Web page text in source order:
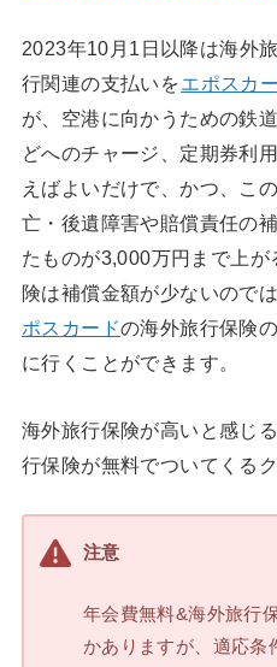
2023年10月1日以降は海外
行関連の支払いをエポスカ
が、空港に向かうための鉄
どへのチャージ、定期券利
えばよいだけで、かつ、こ
亡・後遺障害や賠償責任の
たものが3,000万円まで上
険は補償金額が少ないので
ポスカードの海外旅行保険
に行くことができます。
海外旅行保険が高いと感じ
行保険が無料でついてくる
注意
年会費無料&海外旅行
かありますが、適応条